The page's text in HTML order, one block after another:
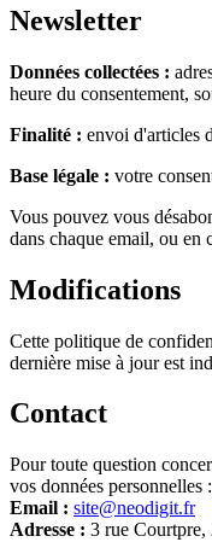
Newsletter
Données collectées :
heure du consentement,
Finalité : envoi d'articles
Base légale : votre
Vous pouvez vous
dans chaque email, ou en
Modifications
Cette politique de
dernière mise à jour est
Contact
Pour toute question
vos données personnelles :
Email : site@neodigit.fr
Adresse : 3 rue